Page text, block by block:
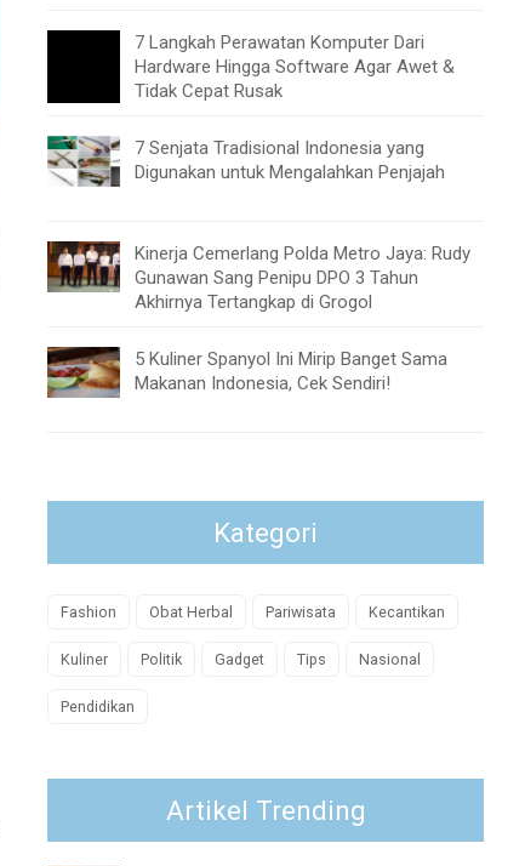
7 Langkah Perawatan Komputer Dari
Hardware Hingga Software Agar Awet &
Tidak Cepat Rusak
7 Senjata Tradisional Indonesia yang
Digunakan untuk Mengalahkan Penjajah
Kinerja Cemerlang Polda Metro Jaya: Rudy
Gunawan Sang Penipu DPO 3 Tahun
Akhirnya Tertangkap di Grogol
5 Kuliner Spanyol Ini Mirip Banget Sama
Makanan Indonesia, Cek Sendiri!
Kategori
Fashion Obat Herbal Pariwisata Kecantikan
Kuliner Politik Gadget Tips Nasional
Pendidikan
Artikel Trending